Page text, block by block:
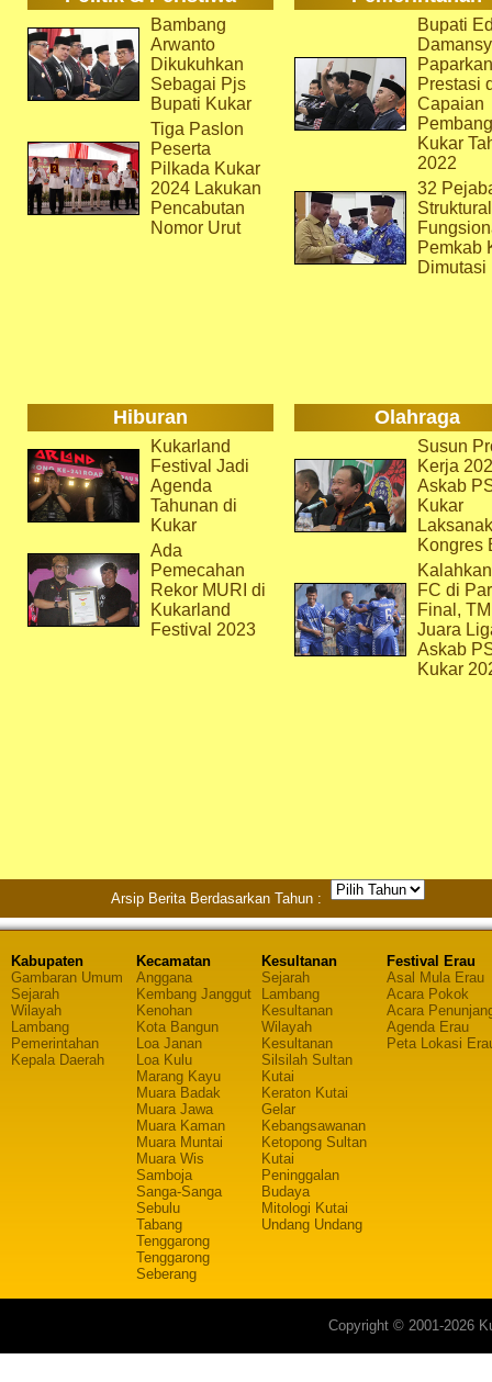
Bambang
Arwanto
Dikukuhkan
Sebagai Pjs
Bupati Kukar
Tiga Paslon
Peserta
Pilkada Kukar
2024 Lakukan
Pencabutan
Nomor Urut
Bupati
Paparkan
Prestasi
Capaian
Kukar
2022
32
Pemkab
Dimutasi
Hiburan Olahraga
Kukarland
Festival Jadi
Agenda
Tahunan di
Kukar
Ada
Pemecahan
Rekor MURI di
Kukarland
Festival 2023
Susun
Kerja
Askab
Kukar
Kongres
FC di
Final,
Juara
Askab
Kukar
Arsip Berita Berdasarkan Tahun :
Kabupaten
Gambaran Umum
Sejarah
Wilayah
Lambang
Pemerintahan
Kepala Daerah
Kecamatan
Anggana
Kembang Janggut
Kenohan
Kota Bangun
Loa Janan
Loa Kulu
Marang Kayu
Muara Badak
Muara Jawa
Muara Kaman
Muara Muntai
Muara Wis
Samboja
Sanga-Sanga
Sebulu
Tabang
Tenggarong
Tenggarong
Seberang
Kesultanan
Sejarah
Lambang
Kesultanan
Wilayah
Kesultanan
Silsilah Sultan
Kutai
Keraton Kutai
Gelar
Kebangsawanan
Ketopong Sultan
Kutai
Peninggalan
Budaya
Mitologi Kutai
Undang Undang
Festival Erau
Asal Mula Erau
Acara Pokok
Acara
Agenda Erau
Peta Lokasi
Copyright © 2001-2026